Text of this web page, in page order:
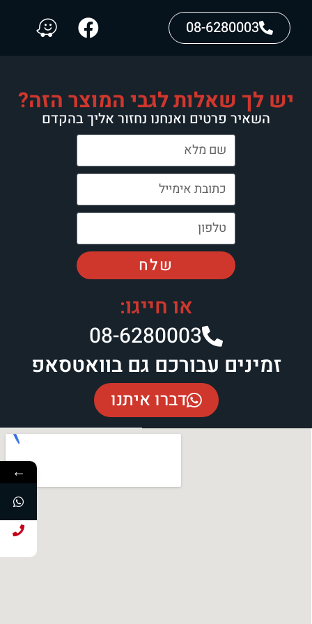
08-6280003
יש לך שאלות לגבי המוצר הזה?
השאיר פרטים ואנחנו נחזור אליך בהקדם
שלח
או חייגו:
08-6280003​
זמינים עבורכם גם בוואטסאפ
דברו איתנו
←